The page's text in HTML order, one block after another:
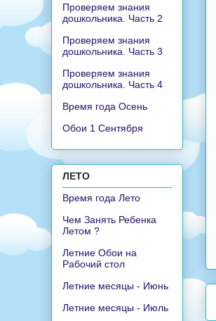
Проверяем знания
дошкольника. Часть 2
Проверяем знания
дошкольника. Часть 3
Проверяем знания
дошкольника. Часть 4
Время года Осень
Обои 1 Сентября
ЛЕТО
Время года Лето
Чем Занять Ребенка
Летом ?
Летние Обои на
Рабочий стол
Летние месяцы - Июнь
Летние месяцы - Июль